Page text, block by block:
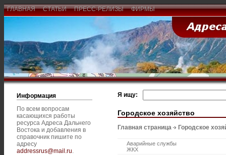
ГЛАВНАЯ СТАТЬИ ПРЕСС-РЕЛИЗЫ ФИРМЫ
Информация
По всем вопросам
касающихся работы
ресурса Адреса Дальнего
Востока и добавления в
справочник пишите по
адресу
addressrus@mail.ru.
Я ищу:
Городское хозяйство
Главная страница Городское
Аварийные службы
ЖКХ